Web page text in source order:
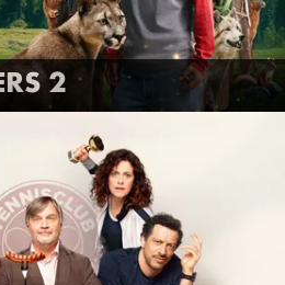
2
FILMTRAILER
ANSEHEN
EXTRAWURST